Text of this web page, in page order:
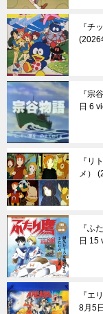
『チ
2026
『宗
日 6
『リ
メ）
『ふ
日 15
『エ
8月5